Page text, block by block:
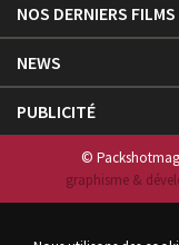
NOS DERNIERS FILMS
NEWS
PUBLICITÉ
©
graphisme &